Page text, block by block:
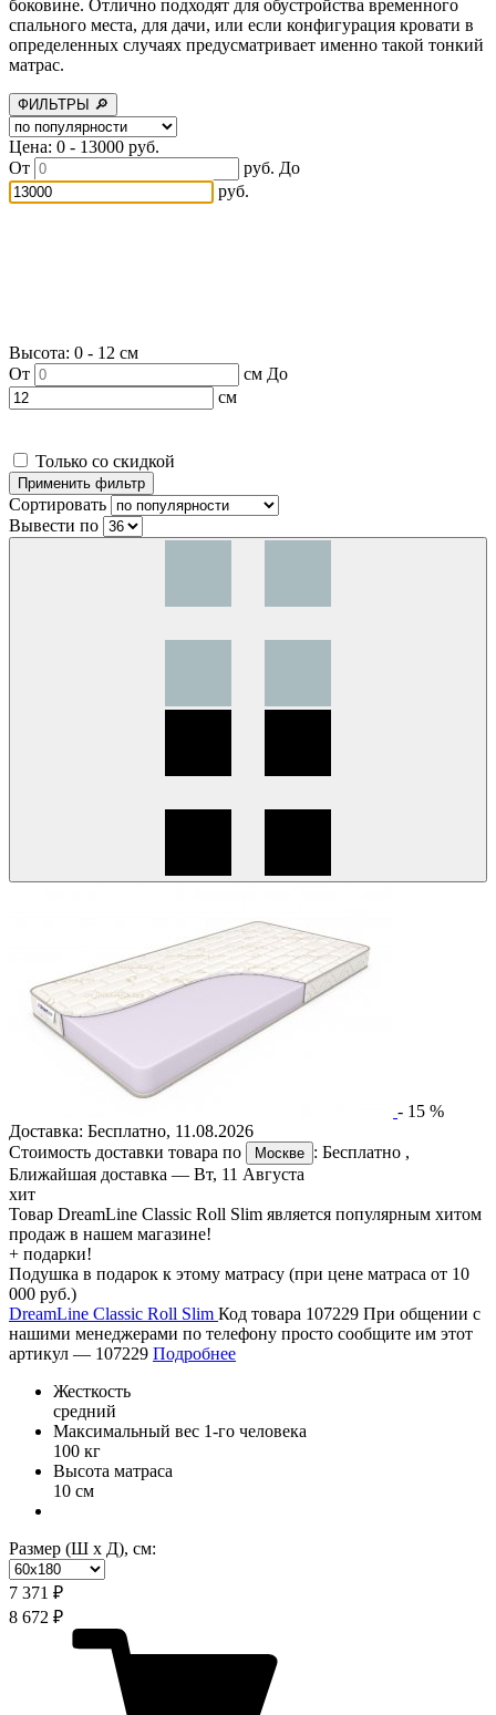
боковине. Отлично подходят для обустройства временного
спального места, для дачи, или если конфигурация кровати в
определенных случаях предусматривает именно такой тонкий
матрас.
ФИЛЬТРЫ 🔎
Цена: 0 - 13000 руб.
От
руб. До
руб.
Высота: 0 - 12 см
От
см До
см
Только со скидкой
Сортировать
Вывести по
- 15 %
Доставка: Бесплатно, 11.08.2026
Стоимость доставки товара по
Москве : Бесплатно ,
Ближайшая доставка — Вт, 11 Августа
хит
Товар DreamLine Classic Roll Slim является популярным хитом
продаж в нашем магазине!
+ подарки!
Подушка в подарок к этому матрасу (при цене матраса от 10
000 руб.)
DreamLine Classic Roll Slim Код товара 107229 При общении с
нашими менеджерами по телефону просто сообщите им этот
артикул — 107229 Подробнее
Жесткость
средний
Максимальный вес 1-го человека
100 кг
Высота матраса
10 см
Размер (Ш х Д), см:
7 371 ₽
8 672 ₽